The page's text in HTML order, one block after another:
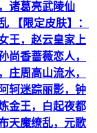
诸葛亮武陵仙
【限定皮肤】：
王，赵云皇家上
尚香蔷薇恋人，
庄周高山流水，
轲迷踪丽影，钟
金王，白起夜都
天魔缭乱，元歌